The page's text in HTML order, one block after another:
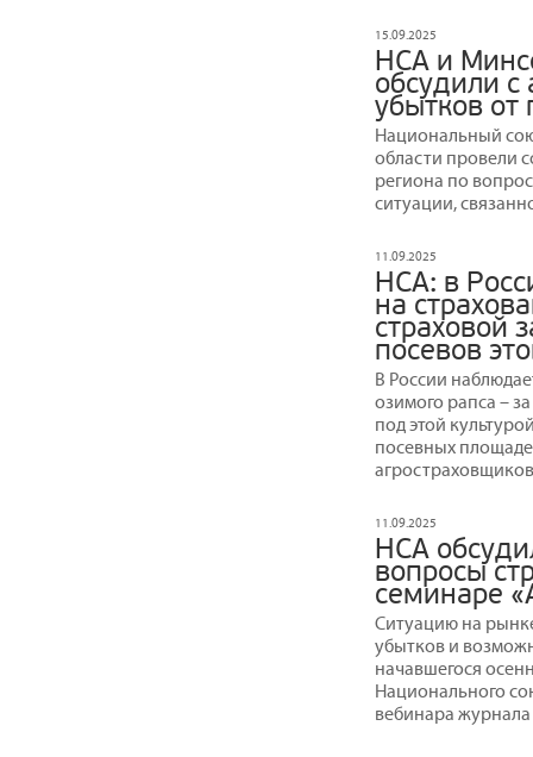
15.09.2025
НСА и
обсудили с
убытков
Национальный
области провели
региона по
ситуации,
11.09.2025
НСА: в
на
страховой
посевов
В России
озимого рапса –
под этой
посевных
11.09.2025
НСА
вопросы
семинаре
Ситуацию на
убытков и
начавшегося
Национального
вебинара